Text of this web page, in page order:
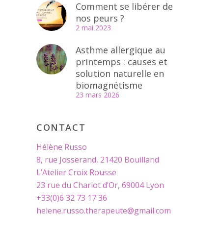
Comment se libérer de
nos peurs ?
2 mai 2023
Asthme allergique au
printemps : causes et
solution naturelle en
biomagnétisme
23 mars 2026
CONTACT
Hélène Russo
8, rue Josserand, 21420 Bouilland
L’Atelier Croix Rousse
23 rue du Chariot d’Or, 69004 Lyon
+33(0)6 32 73 17 36
helene.russo.therapeute@gmail.com